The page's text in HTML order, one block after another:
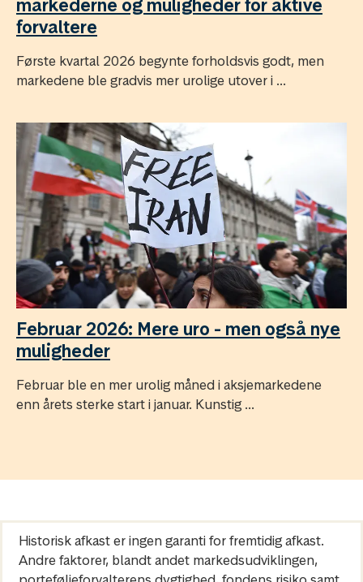
markederne og muligheder for aktive
forvaltere
Første kvartal 2026 begynte forholdsvis godt, men
markedene ble gradvis mer urolige utover i ...
Februar 2026: Mere uro - men også nye
muligheder
Februar ble en mer urolig måned i aksjemarkedene
enn årets sterke start i januar. Kunstig ...
Historisk afkast er ingen garanti for fremtidig afkast.
Andre faktorer, blandt andet markedsudviklingen,